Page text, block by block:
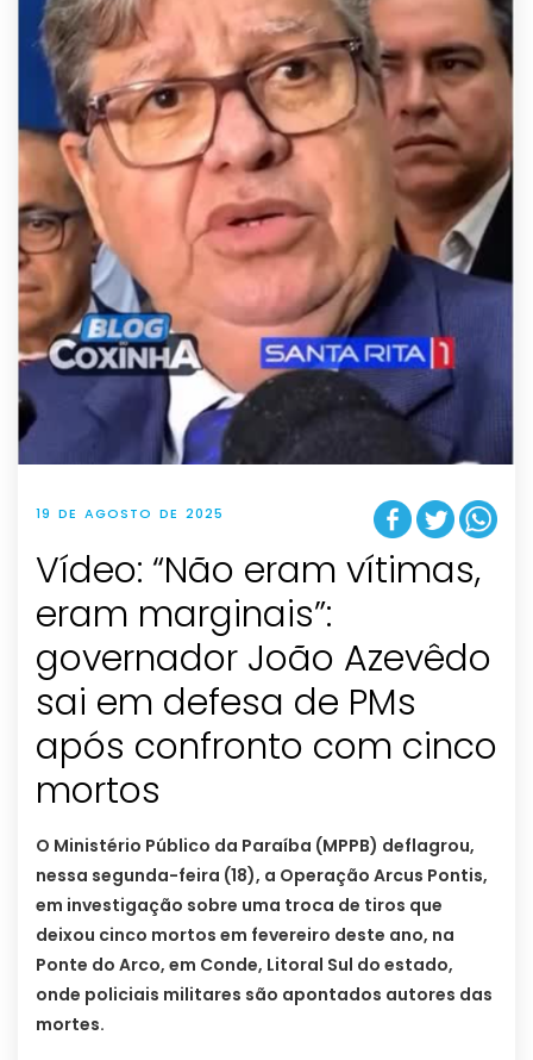
19 DE AGOSTO DE 2025
Vídeo: “Não eram vítimas,
eram marginais”:
governador João Azevêdo
sai em defesa de PMs
após confronto com cinco
mortos
O Ministério Público da Paraíba (MPPB) deflagrou,
nessa segunda-feira (18), a Operação Arcus Pontis,
em investigação sobre uma troca de tiros que
deixou cinco mortos em fevereiro deste ano, na
Ponte do Arco, em Conde, Litoral Sul do estado,
onde policiais militares são apontados autores das
mortes.